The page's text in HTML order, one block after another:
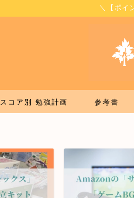
＼【ポイ
スコア別 勉強計画 参考書